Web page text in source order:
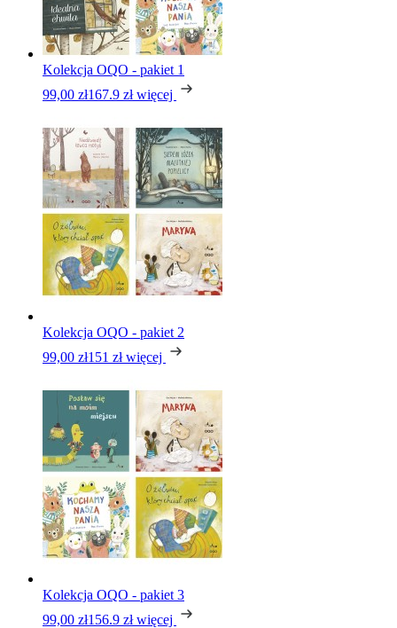
Kolekcja OQO - pakiet 1
99,00 zł167.9 zł więcej
Kolekcja OQO - pakiet 2
99,00 zł151 zł więcej
Kolekcja OQO - pakiet 3
99,00 zł156.9 zł więcej